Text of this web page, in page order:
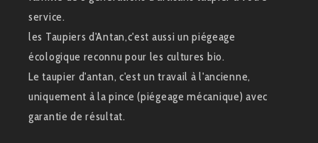
service.
les Taupiers d'Antan,c'est aussi un piégeage
écologique reconnu pour les cultures bio.
Le taupier d'antan, c'est un travail à l'ancienne,
uniquement à la pince (piégeage mécanique) avec
garantie de résultat.